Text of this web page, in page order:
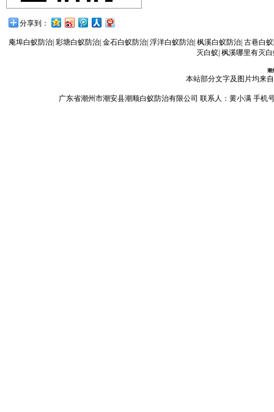
分享到：
庵埠白蚁防治| 彩塘白蚁防治| 金石白蚁防治| 浮洋白蚁防治| 枫溪白蚁防治| 古巷白
灭白蚁 枫溪哪里有灭白
潮
本站部分文字及图片均来
广东省潮州市潮安县潮顺白蚁防治有限公司 联系人：黄小满 手机